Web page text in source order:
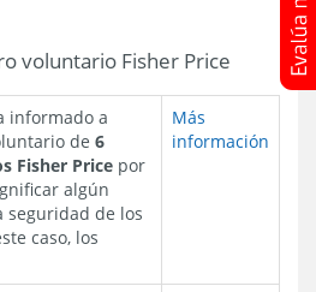
voluntario Fisher Price
informado a
de 6
Fisher Price por
algún
seguridad de los
caso, los
Más
información